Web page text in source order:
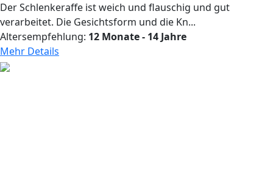
Der Schlenkeraffe ist weich und flauschig und gut
verarbeitet. Die Gesichtsform und die Kn...
Altersempfehlung: 12 Monate - 14 Jahre
Mehr Details